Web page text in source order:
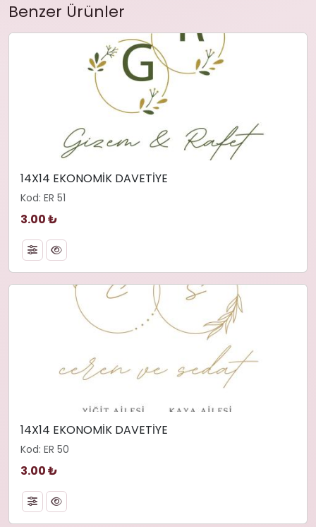
Benzer Ürünler
14X14 EKONOMİK DAVETİYE
Kod: ER 51
3.00 ₺
14X14 EKONOMİK DAVETİYE
Kod: ER 50
3.00 ₺